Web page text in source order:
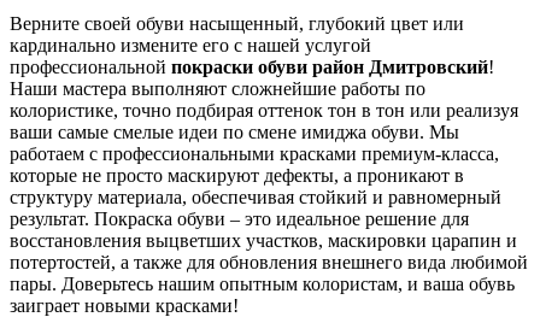
Верните своей обуви насыщенный, глубокий цвет или
кардинально измените его с нашей услугой
профессиональной покраски обуви район Дмитровский!
Наши мастера выполняют сложнейшие работы по
колористике, точно подбирая оттенок тон в тон или реализуя
ваши самые смелые идеи по смене имиджа обуви. Мы
работаем с профессиональными красками премиум-класса,
которые не просто маскируют дефекты, а проникают в
структуру материала, обеспечивая стойкий и равномерный
результат. Покраска обуви – это идеальное решение для
восстановления выцветших участков, маскировки царапин и
потертостей, а также для обновления внешнего вида любимой
пары. Доверьтесь нашим опытным колористам, и ваша обувь
заиграет новыми красками!